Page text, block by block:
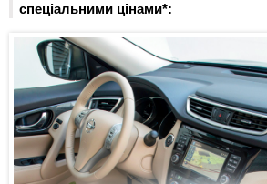
спеціальними цінами*: